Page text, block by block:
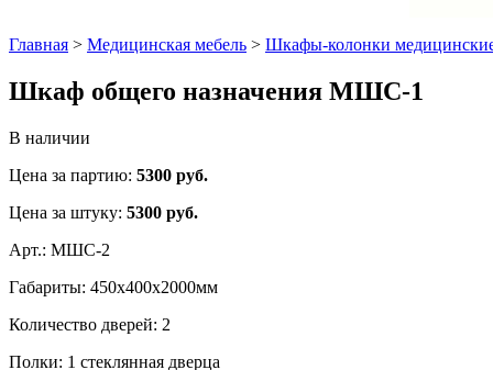
Главная > Медицинская мебель > Шкафы-колонки
Шкаф общего назначения МШС-1
В наличии
Цена за партию: 5300 руб.
Цена за штуку: 5300 руб.
Арт.: МШС-2
Габариты: 450х400х2000мм
Количество дверей: 2
Полки: 1 стеклянная дверца